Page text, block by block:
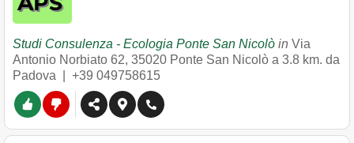
Studi Consulenza - Ecologia Ponte San Nicolò in Via
Antonio Norbiato 62, 35020 Ponte San Nicolò a 3.8 km. da
Padova | +39 049758615